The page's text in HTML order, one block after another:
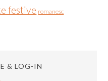
festive romanesc
& LOG-IN